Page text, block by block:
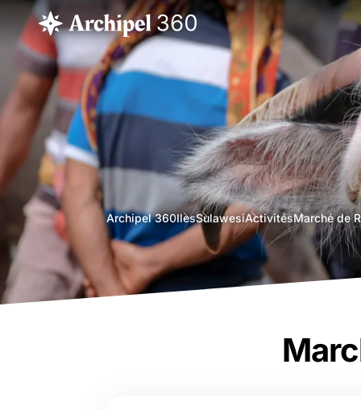
Archipel 360agence
voyage
bali
IlesSulawesiActivitésMarché de